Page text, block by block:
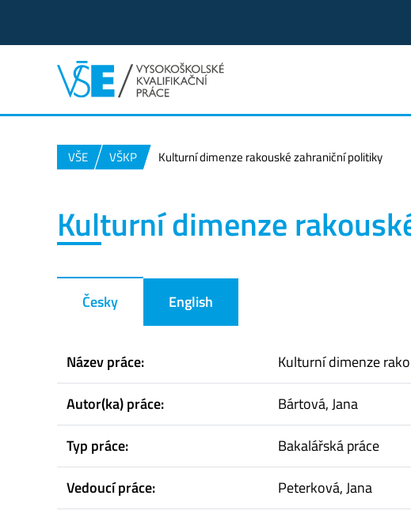
VŠE VŠKP Kulturní dimenze rakouské zahraniční politiky
Kulturní dimenze
Česky English
Název práce:
Kulturní dimenze
Autor(ka) práce:
Bártová, Jana
Typ práce:
Bakalářská práce
Vedoucí práce:
Peterková, Jana